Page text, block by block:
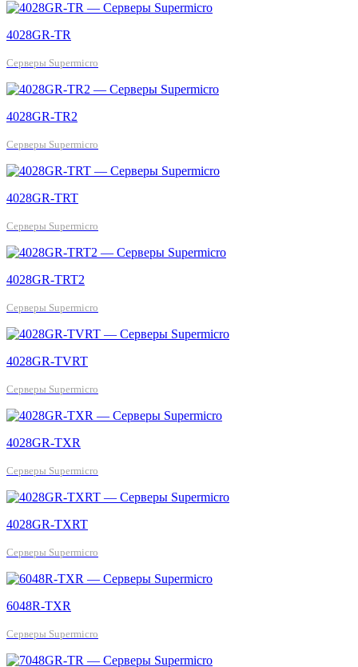
4028GR-TR
Серверы Supermicro
4028GR-TR2
Серверы Supermicro
4028GR-TRT
Серверы Supermicro
4028GR-TRT2
Серверы Supermicro
4028GR-TVRT
Серверы Supermicro
4028GR-TXR
Серверы Supermicro
4028GR-TXRT
Серверы Supermicro
6048R-TXR
Серверы Supermicro